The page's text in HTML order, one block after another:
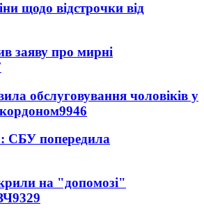
щодо відстрочки від
заяву про мирні
обслуговування чоловіків у
9946
СБУ попередила
на "допомозі"
9329